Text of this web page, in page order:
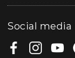
Social media